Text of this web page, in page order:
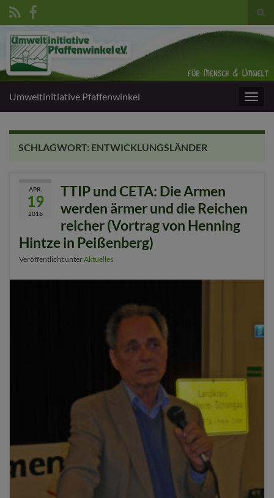
Search for:
Umweltinitiative Pfaffenwinkel
SCHLAGWORT: ENTWICKLUNGSLÄNDER
APR.
19
2016
TTIP und CETA: Die Armen
werden ärmer und die Reichen
reicher (Vortrag von Henning
Hintze in Peißenberg)
Veröffentlicht unterAktuelles